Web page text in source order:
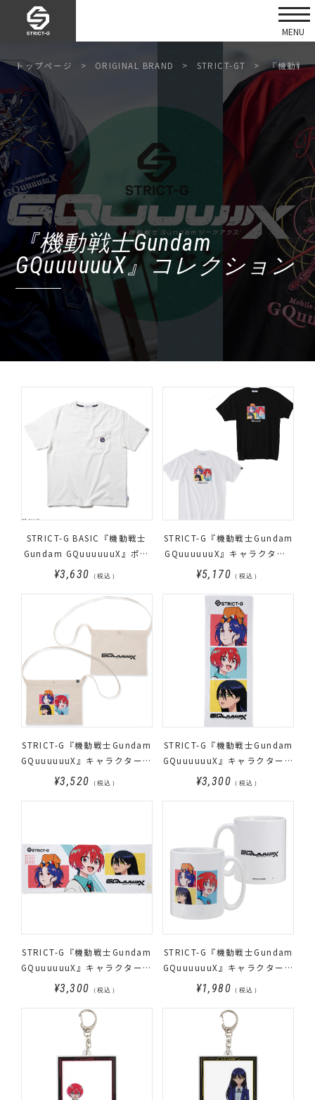
トップページ ORIGINAL BRAND STRICT-GT 『機動戦
『機動戦士Gundam
GQuuuuuuX』コレクション
STRICT-G BASIC『機動戦士
Gundam GQuuuuuuX』ポケ
ット付きTシャツ ホワイト
¥3,630 （税込）
STRICT-G『機動戦士Gundam
GQuuuuuuX』キャラクターT
シャツ
¥5,170 （税込）
STRICT-G『機動戦士Gundam
GQuuuuuuX』キャラクターサ
コッシュ
¥3,520 （税込）
STRICT-G『機動戦士Gundam
GQuuuuuuX』キャラクタータ
オル 縦
¥3,300 （税込）
STRICT-G『機動戦士Gundam
GQuuuuuuX』キャラクタータ
オル 横
¥3,300 （税込）
STRICT-G『機動戦士Gundam
GQuuuuuuX』キャラクターマ
グカップ
¥1,980 （税込）